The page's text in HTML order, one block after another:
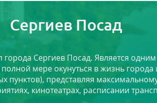
Сергиев Посад
Сергиев Посад. Является
мере окунуться в жизнь
представляя
кинотеатрах, расписании